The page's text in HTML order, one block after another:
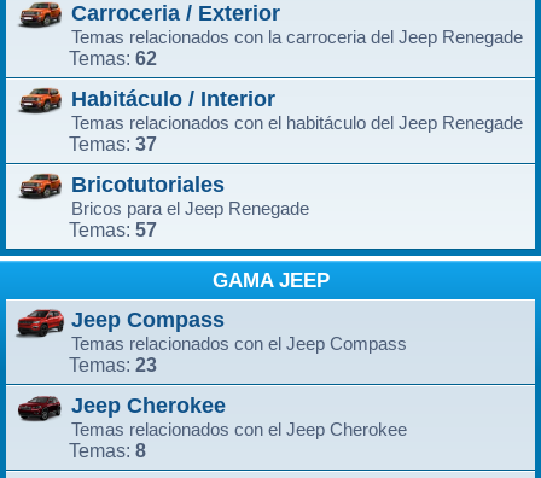
Carroceria / Exterior
Temas relacionados con la carroceria del Jeep Renegade
Temas: 62
Habitáculo / Interior
Temas relacionados con el habitáculo del Jeep Renegade
Temas: 37
Bricotutoriales
Bricos para el Jeep Renegade
Temas: 57
GAMA JEEP
Jeep Compass
Temas relacionados con el Jeep Compass
Temas: 23
Jeep Cherokee
Temas relacionados con el Jeep Cherokee
Temas: 8